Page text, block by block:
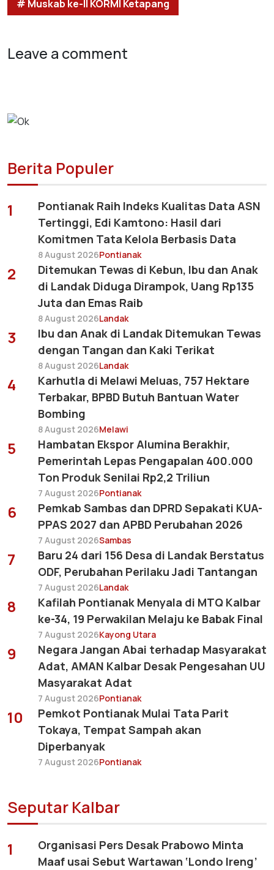
# Muskab ke-II KORMI Ketapang
Leave a comment
Berita Populer
1
Pontianak Raih Indeks Kualitas Data ASN
Tertinggi, Edi Kamtono: Hasil dari
Komitmen Tata Kelola Berbasis Data
8 August 2026Pontianak
2
Ditemukan Tewas di Kebun, Ibu dan Anak
di Landak Diduga Dirampok, Uang Rp135
Juta dan Emas Raib
8 August 2026Landak
3
Ibu dan Anak di Landak Ditemukan Tewas
dengan Tangan dan Kaki Terikat
8 August 2026Landak
4
Karhutla di Melawi Meluas, 757 Hektare
Terbakar, BPBD Butuh Bantuan Water
Bombing
8 August 2026Melawi
5
Hambatan Ekspor Alumina Berakhir,
Pemerintah Lepas Pengapalan 400.000
Ton Produk Senilai Rp2,2 Triliun
7 August 2026Pontianak
6
Pemkab Sambas dan DPRD Sepakati KUA-
PPAS 2027 dan APBD Perubahan 2026
7 August 2026Sambas
7
Baru 24 dari 156 Desa di Landak Berstatus
ODF, Perubahan Perilaku Jadi Tantangan
7 August 2026Landak
8
Kafilah Pontianak Menyala di MTQ Kalbar
ke-34, 19 Perwakilan Melaju ke Babak Final
7 August 2026Kayong Utara
9
Negara Jangan Abai terhadap Masyarakat
Adat, AMAN Kalbar Desak Pengesahan UU
Masyarakat Adat
7 August 2026Pontianak
10
Pemkot Pontianak Mulai Tata Parit
Tokaya, Tempat Sampah akan
Diperbanyak
7 August 2026Pontianak
Seputar Kalbar
1
Organisasi Pers Desak Prabowo Minta
Maaf usai Sebut Wartawan ‘Londo Ireng’